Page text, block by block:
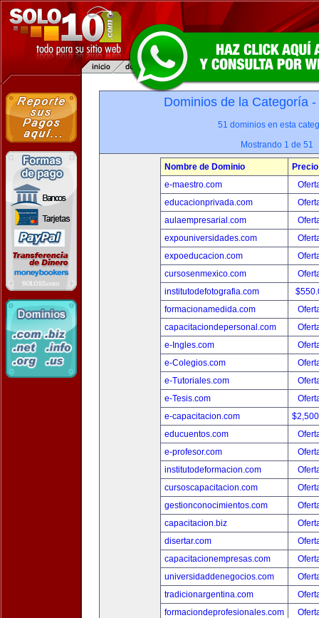
Dominios de la Categoría -
51 dominios en esta
Mostrando 1 de 51
Nombre de Dominio
Precio
e-maestro.com
educacionprivada.com
aulaempresarial.com
expouniversidades.com
expoeducacion.com
cursosenmexico.com
institutodefotografia.com
formacionamedida.com
capacitaciondepersonal.com
e-Ingles.com
e-Colegios.com
e-Tutoriales.com
e-Tesis.com
e-capacitacion.com
educuentos.com
e-profesor.com
institutodeformacion.com
cursoscapacitacion.com
gestionconocimientos.com
capacitacion.biz
disertar.com
capacitacionempresas.com
universidaddenegocios.com
tradicionargentina.com
formaciondeprofesionales.com